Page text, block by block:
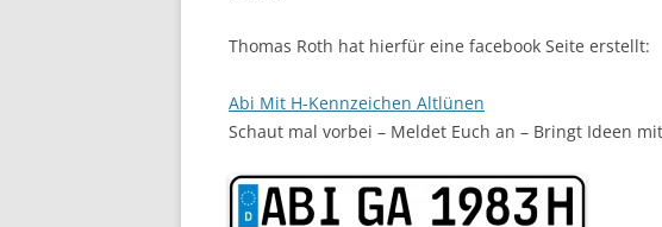
Thomas Roth hat hierfür eine facebook Seite erstellt:
Abi Mit H-Kennzeichen Altlünen
Schaut mal vorbei – Meldet Euch an – Bringt Ideen